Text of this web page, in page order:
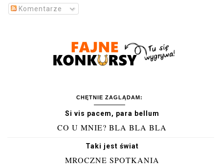
Komentarze
CHĘTNIE ZAGLĄDAM:
Si vis pacem, para bellum
CO U MNIE? BLA BLA BLA
Taki jest świat
MROCZNE SPOTKANIA